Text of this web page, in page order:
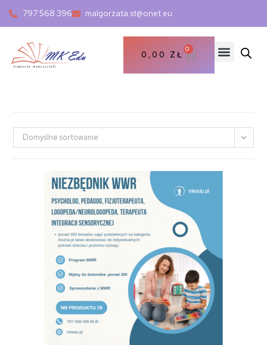
797 568 396 malgorzata.st@onet.eu
0,00 ZŁ
0
Domyślne sortowanie